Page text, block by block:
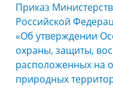
Приказ
Российской
«Об утверждении
охраны, защиты,
расположенных на
природных